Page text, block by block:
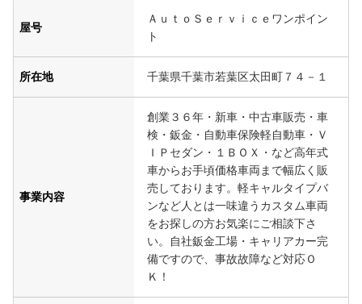
屋号
ＡｕｔｏＳｅｒｖｉｃｅワンポイン
ト
所在地 千葉県千葉市若葉区太田町７４－１
事業内容
創業３６年・新車・中古車販売・車
検・鈑金・自動車保険軽自動車・Ｖ
ＩＰセダン・１ＢＯＸ・など高年式
車からお手頃価格車両まで幅広く販
売しております。軽キャルタイプバ
ンなど人とは一味違うカスタム車両
をお探しの方お気楽にご相談下さ
い。自社鈑金工場・キャリアカー完
備ですので、事故故障など対応Ｏ
Ｋ！